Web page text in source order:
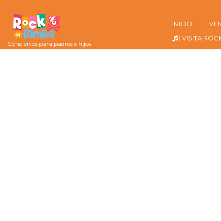
Conciertos para padres e hijos
INICIO
| VISITA